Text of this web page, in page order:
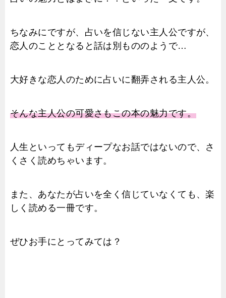
ちなみにですが、占いを信じない主人公ですが、
恋人のこととなると話は別もののようで…
大好きな恋人のために占いに翻弄される主人公。
そんな主人公の可愛さもこの本の魅力です。
人生といってもディープなお話ではないので、さ
くさく読めちゃいます。
また、あなたが占いを全く信じていなくても、楽
しく読める一冊です。
ぜひお手にとってみては？